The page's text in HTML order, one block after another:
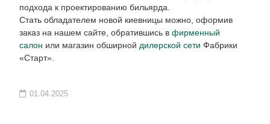
подхода к проектированию бильярда.
Стать обладателем новой киевницы можно, оформив
заказ на нашем сайте, обратившись в фирменный
салон или магазин обширной дилерской сети Фабрики
«Старт».
01.04.2025